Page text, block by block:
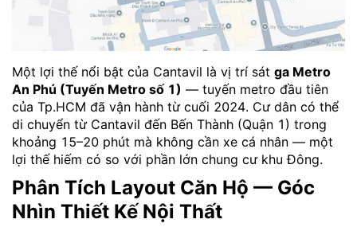
Một lợi thế nổi bật của Cantavil là vị trí sát ga Metro
An Phú (Tuyến Metro số 1) — tuyến metro đầu tiên
của Tp.HCM đã vận hành từ cuối 2024. Cư dân có thể
di chuyển từ Cantavil đến Bến Thành (Quận 1) trong
khoảng 15–20 phút mà không cần xe cá nhân — một
lợi thế hiếm có so với phần lớn chung cư khu Đông.
Phân Tích Layout Căn Hộ — Góc
Nhìn Thiết Kế Nội Thất